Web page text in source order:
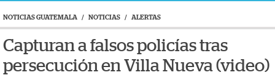
NOTICIAS GUATEMALA / NOTICIAS / ALERTAS
Capturan a falsos policías tras
persecución en Villa Nueva (video)